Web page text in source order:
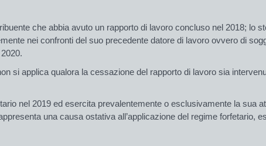
che abbia avuto un rapporto di lavoro concluso nel 2018; lo
nei confronti del suo precedente datore di lavoro ovvero di
si applica qualora la cessazione del rapporto di lavoro sia
nel 2019 ed esercita prevalentemente o esclusivamente la sua
una causa ostativa all’applicazione del regime forfetario,